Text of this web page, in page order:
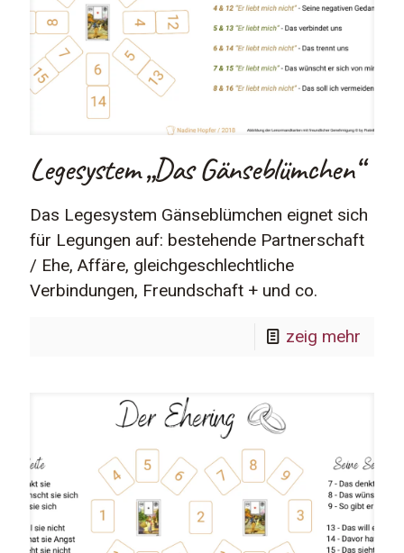
Legesystem „Das Gänseblümchen“
Das Legesystem Gänseblümchen eignet sich
für Legungen auf: bestehende Partnerschaft
/ Ehe, Affäre, gleichgeschlechtliche
Verbindungen, Freundschaft + und co.
zeig mehr